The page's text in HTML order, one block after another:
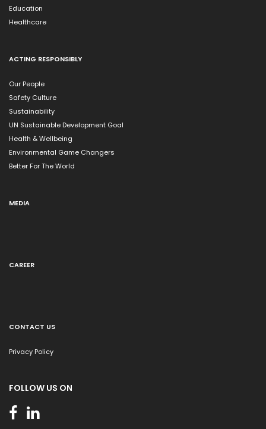
Education
Healthcare
ACTING RESPONSIBLY
Our People
Safety Culture
Sustainability
UN Sustainable Development Goal
Health & Wellbeing
Environmental Game Changers
Better For The World
MEDIA
CAREER
CONTACT US
Privacy Policy
FOLLOW US ON